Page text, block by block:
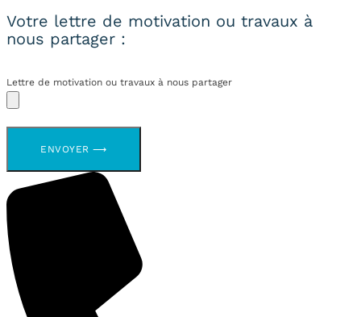
Votre lettre de motivation ou travaux à
nous partager :
Lettre de motivation ou travaux à nous partager
ENVOYER ⟶